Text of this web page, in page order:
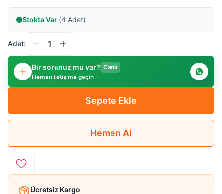
Stokta Var (4 Adet)
Adet:
Bir sorunuz mu var? Canlı
Hemen iletişime geçin
Sepete Ekle
Hemen Al
Ücretsiz Kargo